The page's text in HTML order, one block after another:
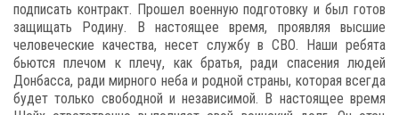
подписать контракт. Прошел военную подготовку и был готов
защищать Родину. В настоящее время, проявляя высшие
человеческие качества, несет службу в СВО. Наши ребята
бьются плечом к плечу, как братья, ради спасения людей
Донбасса, ради мирного неба и родной страны, которая всегда
будет только свободной и независимой. В настоящее время